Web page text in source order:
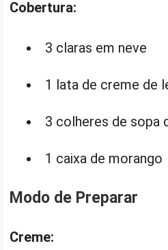
Cobertura:
3 claras em neve
1 lata de creme de
3 colheres de sopa
1 caixa de morango
Modo de Preparar
Creme: